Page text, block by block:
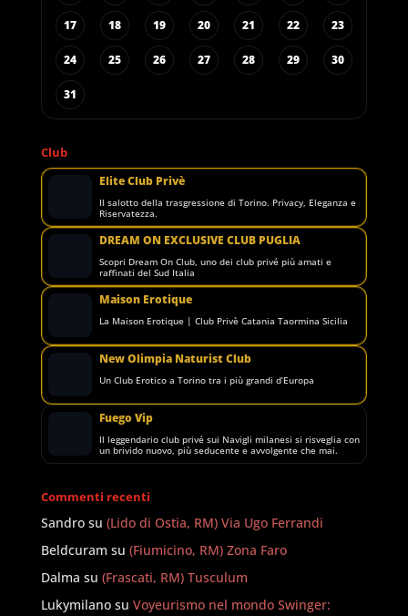
17 18 19 20 21 22 23
24 25 26 27 28 29 30
31
Club
Elite Club Privè
Il salotto della trasgressione di Torino. Privacy, Eleganza e
Riservatezza.
DREAM ON EXCLUSIVE CLUB PUGLIA
Scopri Dream On Club, uno dei club privé più amati e
raffinati del Sud Italia
Maison Erotique
La Maison Erotique | Club Privè Catania Taormina Sicilia
New Olimpia Naturist Club
Un Club Erotico a Torino tra i più grandi d’Europa
Fuego Vip
Il leggendario club privé sui Navigli milanesi si risveglia con
un brivido nuovo, più seducente e avvolgente che mai.
Commenti recenti
Sandrosu (Lido di Ostia, RM) Via Ugo Ferrandi
Beldcuram su (Fiumicino, RM) Zona Faro
Dalma su (Frascati, RM) Tusculum
Lukymilanosu Voyeurismo nel mondo Swinger: